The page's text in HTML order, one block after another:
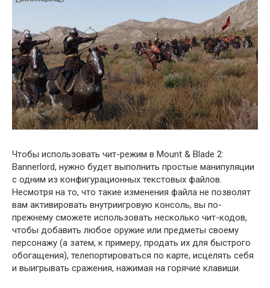
Чтобы использовать чит-режим в Mount & Blade 2:
Bannerlord, нужно будет выполнить простые манипуляции
с одним из конфигурационных текстовых файлов.
Несмотря на то, что такие изменения файла не позволят
вам активировать внутриигровую консоль, вы по-
прежнему сможете использовать несколько чит-кодов,
чтобы добавить любое оружие или предметы своему
персонажу (а затем, к примеру, продать их для быстрого
обогащения), телепортироваться по карте, исцелять себя
и выигрывать сражения, нажимая на горячие клавиши.